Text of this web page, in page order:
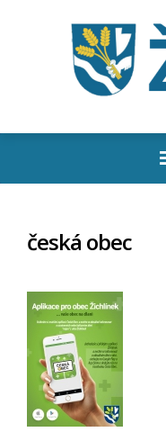
česká obec